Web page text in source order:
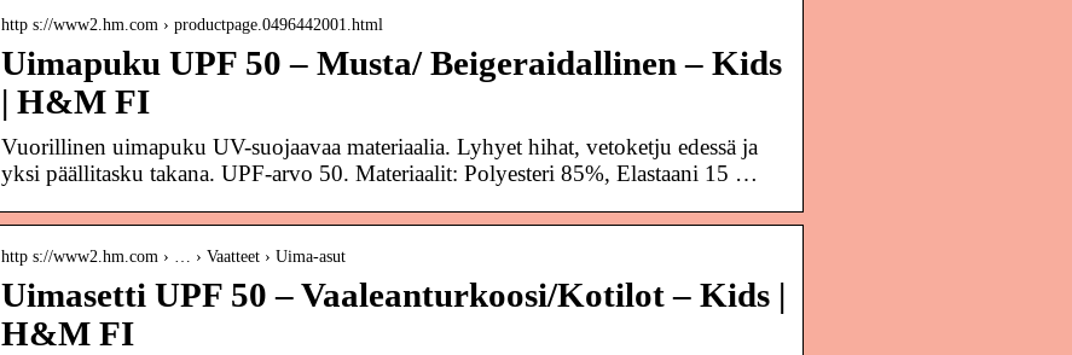
http s://www2.hm.com › productpage.0496442001.html
Uimapuku UPF 50 – Musta/ Beigeraidallinen – Kids
| H&M FI
Vuorillinen uimapuku UV-suojaavaa materiaalia. Lyhyet hihat, vetoketju edessä ja
yksi päällitasku takana. UPF-arvo 50. Materiaalit: Polyesteri 85%, Elastaani 15 …
http s://www2.hm.com › … › Vaatteet › Uima-asut
Uimasetti UPF 50 – Vaaleanturkoosi/Kotilot – Kids |
H&M FI